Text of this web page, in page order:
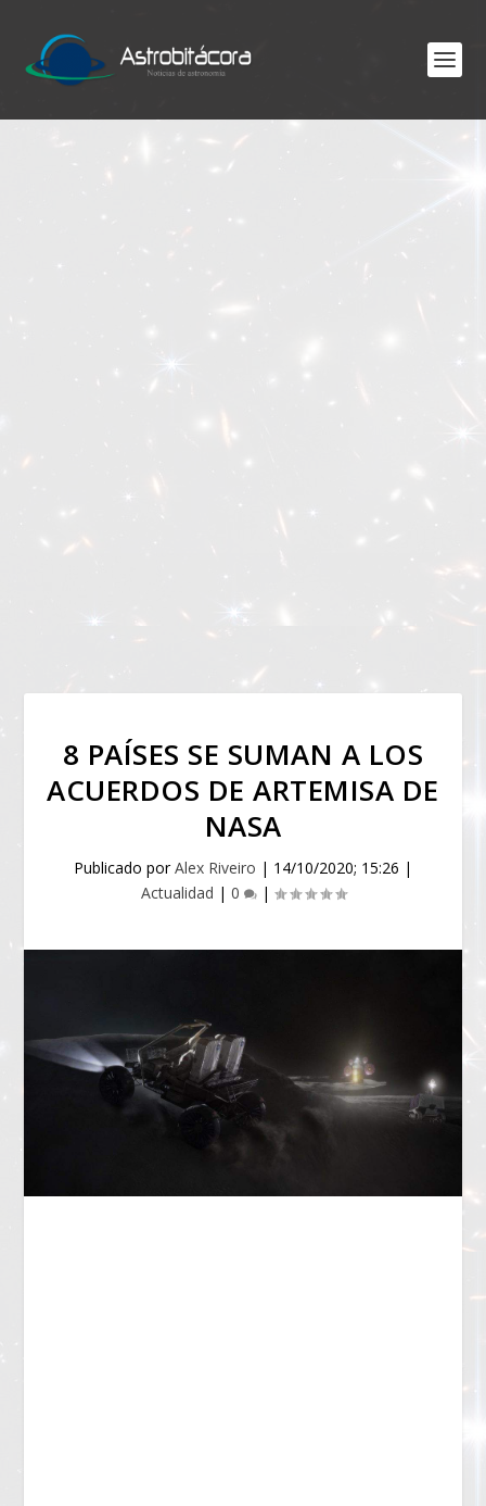
8 PAÍSES SE SUMAN A LOS
ACUERDOS DE ARTEMISA DE
NASA
Publicado porAlex Riveiro | 14/10/2020; 15:26 |
Actualidad | 0 |